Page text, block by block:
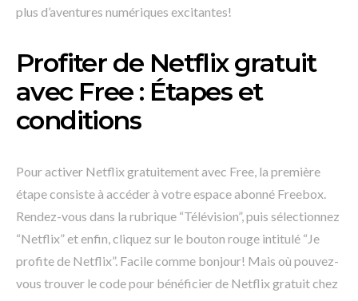
plus d’aventures numériques excitantes!
Profiter de Netflix gratuit
avec Free : Étapes et
conditions
Pour activer Netflix gratuitement avec Free, la première
étape consiste à accéder à votre espace abonné Freebox.
Rendez-vous dans la rubrique “Télévision”, puis sélectionnez
“Netflix” et enfin, cliquez sur le bouton rouge intitulé “Je
profite de Netflix”. Facile comme bonjour! Mais où pouvez-
vous trouver le code pour bénéficier de Netflix gratuit chez